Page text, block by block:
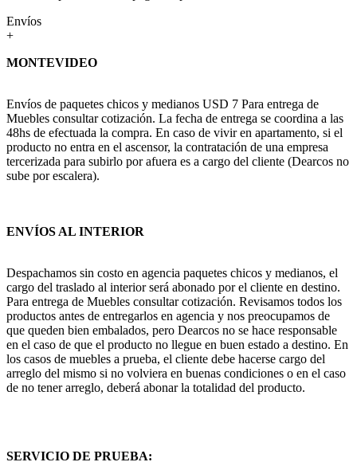
Envíos
+
MONTEVIDEO
Envíos de paquetes chicos y medianos USD 7 Para entrega de
Muebles consultar cotización. La fecha de entrega se coordina a las
48hs de efectuada la compra. En caso de vivir en apartamento, si el
producto no entra en el ascensor, la contratación de una empresa
tercerizada para subirlo por afuera es a cargo del cliente (Dearcos no
sube por escalera).
ENVÍOS AL INTERIOR
Despachamos sin costo en agencia paquetes chicos y medianos, el
cargo del traslado al interior será abonado por el cliente en destino.
Para entrega de Muebles consultar cotización. Revisamos todos los
productos antes de entregarlos en agencia y nos preocupamos de
que queden bien embalados, pero Dearcos no se hace responsable
en el caso de que el producto no llegue en buen estado a destino. En
los casos de muebles a prueba, el cliente debe hacerse cargo del
arreglo del mismo si no volviera en buenas condiciones o en el caso
de no tener arreglo, deberá abonar la totalidad del producto.
SERVICIO DE PRUEBA: